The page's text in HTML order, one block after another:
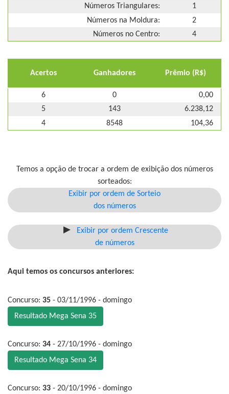
Números Triangulares:
1
Números na Moldura:
2
Números no Centro:
4
Acertos Ganhadores Prêmio (R$)
6 0
0,00
5
143
6.238,12
4
8548 104,36
Temos a opção de trocar a ordem de exibição dos números
sorteados:
Exibir por ordem de Sorteio
dos números
Exibir por ordem Crescente
de números
Aqui temos os concursos anteriores:
Concurso: 35 - 03/11/1996 - domingo
Resultado Mega Sena 35
Concurso: 34 - 27/10/1996 - domingo
Resultado Mega Sena 34
Concurso: 33 - 20/10/1996 - domingo